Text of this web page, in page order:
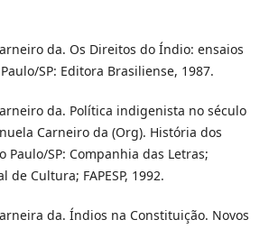
da. Os Direitos do Índio: ensaios
SP: Editora Brasiliense, 1987.
da. Política indigenista no século
Carneiro da (Org). História dos
Paulo/SP: Companhia das Letras;
Cultura; FAPESP, 1992.
da. Índios na Constituição. Novos